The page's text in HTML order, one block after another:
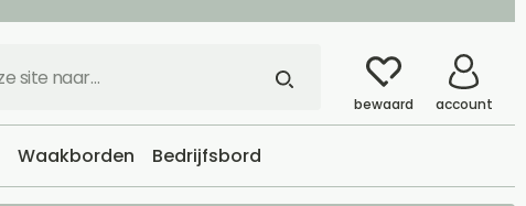
bewaard account
Waakborden Bedrijfsbord